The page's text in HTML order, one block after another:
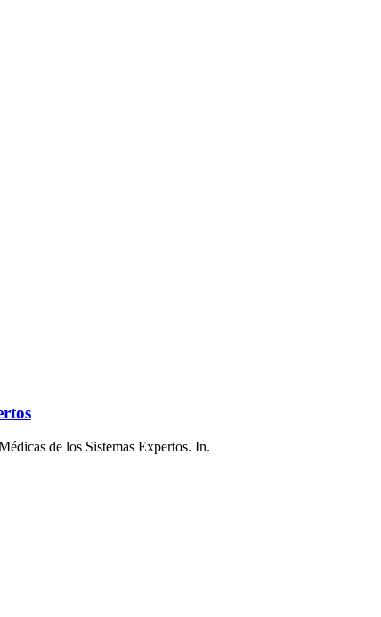
de los Sistemas Expertos. In.